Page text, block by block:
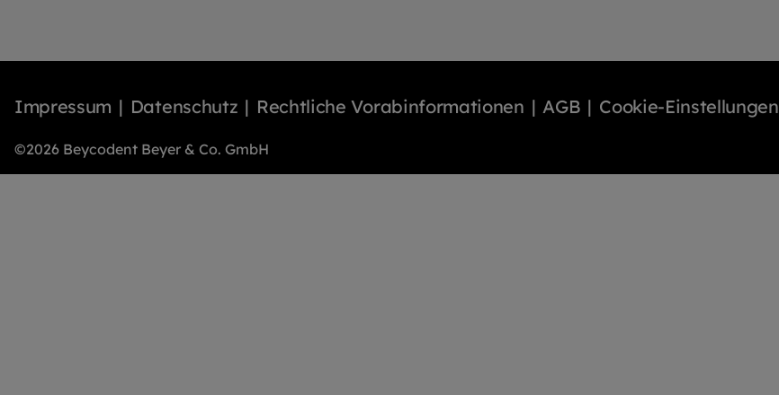
Impressum Datenschutz Rechtliche Vorabinformationen AGB Cookie-Einstellungen
©2026 Beycodent Beyer & Co. GmbH